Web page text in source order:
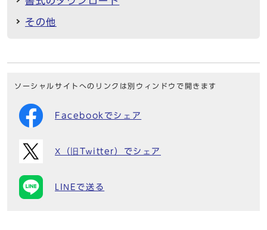
その他
ソーシャルサイトへのリンクは別ウィンドウで開きます
Facebookでシェア
X（旧Twitter）でシェア
LINEで送る